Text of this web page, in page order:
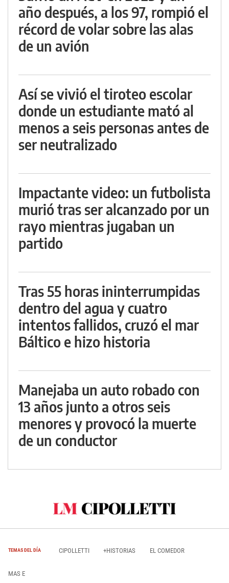
año después, a los 97, rompió el
récord de volar sobre las alas
de un avión
Así se vivió el tiroteo escolar
donde un estudiante mató al
menos a seis personas antes de
ser neutralizado
Impactante video: un futbolista
murió tras ser alcanzado por un
rayo mientras jugaban un
partido
Tras 55 horas ininterrumpidas
dentro del agua y cuatro
intentos fallidos, cruzó el mar
Báltico e hizo historia
Manejaba un auto robado con
13 años junto a otros seis
menores y provocó la muerte
de un conductor
TEMAS DEL DÍA CIPOLLETTI +HISTORIAS EL COMEDOR
MAS E